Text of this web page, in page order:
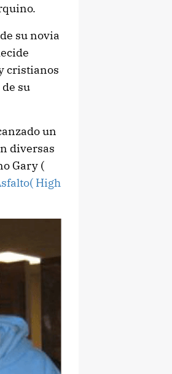
su novia
cristianos
su
un
diversas
Gary (
High